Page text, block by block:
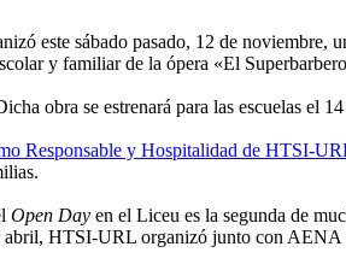
este sábado pasado, 12 de noviembre,
y familiar de la ópera «El
obra se estrenará para las escuelas el
Responsable y Hospitalidad de HTSI-
Open Day en el Liceu es la segunda de
abril, HTSI-URL organizó junto con